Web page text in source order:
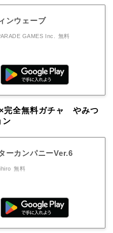
ンウェーブ
GAMES Inc. 無料
完全無料ガチャ やみつ
ン
ーカンパニーVer.6
無料